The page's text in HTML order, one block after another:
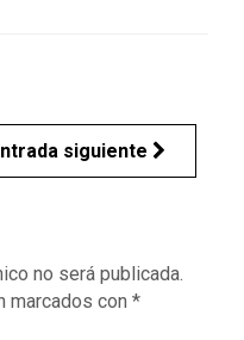
siguiente
no será publicada.
marcados con *